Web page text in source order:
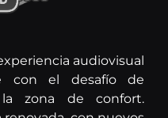
audiovisual
con el desafío de
zona de confort.